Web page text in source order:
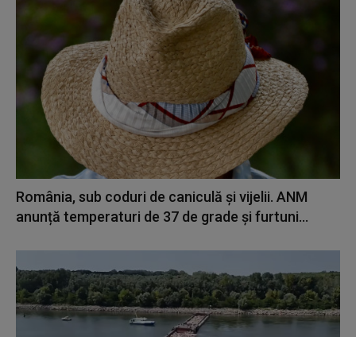
România, sub coduri de caniculă și vijelii. ANM
anunță temperaturi de 37 de grade și furtuni...